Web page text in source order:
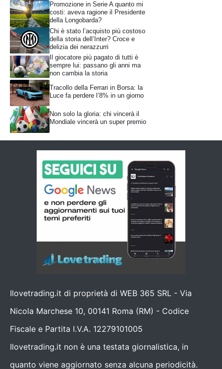
Promozione in Serie A quanto mi
costi: aveva ragione il Presidente
della Longobarda?
Chi è stato l’acquisto più costoso
della storia dell’Inter? Croce e
delizia dei nerazzurri
Il giocatore più pagato di tutti è
sempre lui: passano gli anni ma
non cambia la storia
Tracollo della Ferrari in Borsa: la
Luce fa perdere l’8% in un giorno
Non solo la gloria: chi vincerà il
Mondiale vincerà un super premio
Ilovetrading.it di proprietà di WEB 365 SRL - Via
Nicola Marchese 10, 00141 Roma (RM) - Codice
Fiscale e Partita I.V.A. 12279101005
Ilovetrading.it non è una testata giornalistica, in
quanto viene aggiornato senza alcuna periodicità.